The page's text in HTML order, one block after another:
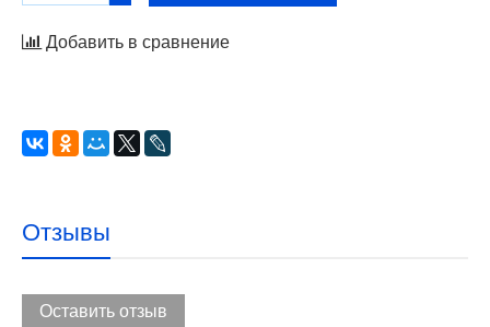
Добавить в сравнение
Отзывы
Оставить отзыв